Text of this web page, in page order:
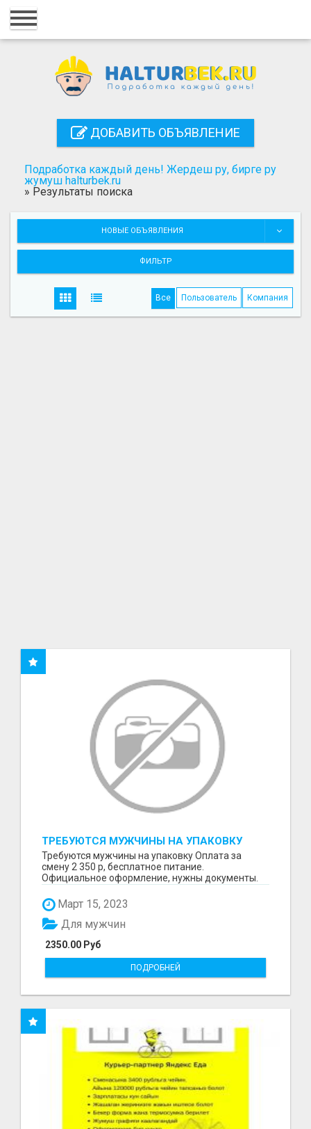
Главная
Регистрация
Поиск
ДОБАВИТЬ ОБЪЯВЛЕНИЕ
Подработка каждый день! Жердеш ру, бирге ру
жумуш halturbek.ru
» Результаты поиска
НОВЫЕ ОБЪЯВЛЕНИЯ
ФИЛЬТР
Все Пользователь Компания
ТРЕБУЮТСЯ МУЖЧИНЫ НА УПАКОВКУ
Требуются мужчины на упаковку Оплата за
смену 2 350 р, бесплатное питание.
Официальное оформление, нужны документы.
Март 15, 2023
2350.00 Руб
Для мужчин
ПОДРОБНЕЙ